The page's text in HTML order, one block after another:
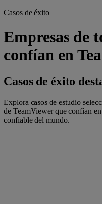
Casos de éxito
Empresas de
confían en
Casos de éxito
Explora casos de estudio
de TeamViewer que confían
confiable del mundo.